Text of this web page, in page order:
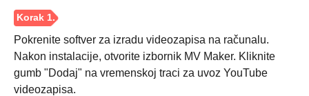
Pokrenite softver za izradu videozapisa na računalu.
Nakon instalacije, otvorite izbornik MV Maker. Kliknite
gumb "Dodaj" na vremenskoj traci za uvoz YouTube
videozapisa.